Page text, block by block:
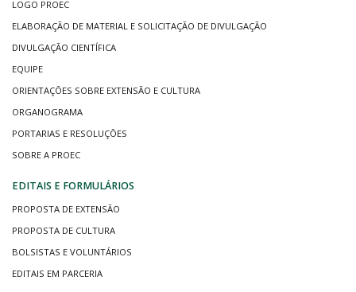
LOGO PROEC
ELABORAÇÃO DE MATERIAL E SOLICITAÇÃO DE DIVULGAÇÃO
DIVULGAÇÃO CIENTÍFICA
EQUIPE
ORIENTAÇÕES SOBRE EXTENSÃO E CULTURA
ORGANOGRAMA
PORTARIAS E RESOLUÇÕES
SOBRE A PROEC
EDITAIS E FORMULÁRIOS
PROPOSTA DE EXTENSÃO
PROPOSTA DE CULTURA
BOLSISTAS E VOLUNTÁRIOS
EDITAIS EM PARCERIA